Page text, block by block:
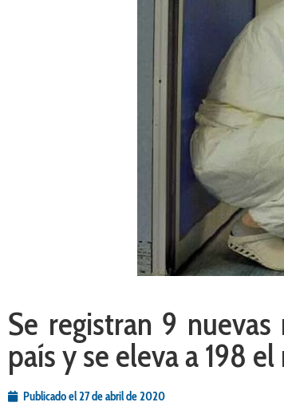
Se registran 9
país y se eleva a 198
Publicado el27 de abril de 2020